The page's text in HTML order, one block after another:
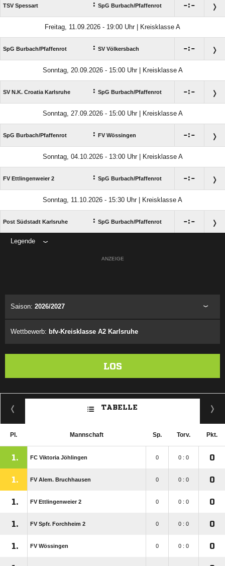
TSV Spessart : SpG Burbach/​Pfaffenrot :
Freitag, 11.09.2026 - 19:00 Uhr | Kreisklasse A
SpG Burbach/​Pfaffenrot : SV Völkersbach :
Sonntag, 20.09.2026 - 15:00 Uhr | Kreisklasse A
SV N.K. Croatia Karlsruhe : SpG Burbach/​Pfaffenrot :
Sonntag, 27.09.2026 - 15:00 Uhr | Kreisklasse A
SpG Burbach/​Pfaffenrot : FV Wössingen :
Sonntag, 04.10.2026 - 13:00 Uhr | Kreisklasse A
FV Ettlingenweier 2 : SpG Burbach/​Pfaffenrot :
Sonntag, 11.10.2026 - 15:30 Uhr | Kreisklasse A
Post Südstadt Karlsruhe : SpG Burbach/​Pfaffenrot :
Legende
ANZEIGE
Saison: 2026/2027
Wettbewerb: bfv-Kreisklasse A2 Karlsruhe
LOS
TABELLE
Pl. Mannschaft Sp. Torv. Pkt.
1. FC Viktoria Jöhlingen 0 0 : 0 0
1. FV Alem. Bruchhausen 0 0 : 0 0
1. FV Ettlingenweier 2 0 0 : 0 0
1. FV Spfr. Forchheim 2 0 0 : 0 0
1. FV Wössingen 0 0 : 0 0